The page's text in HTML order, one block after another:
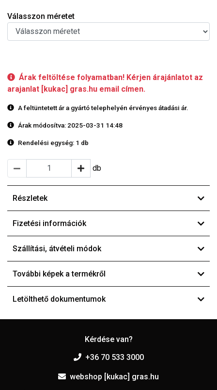
Válasszon méretet
Árak feltöltése folyamatban! Kérjen árajánlatot az
arajanlat [kukac] gras.hu email címen.
A feltüntetett ár a gyártó telephelyén érvényes átadási ár.
Árak módosítva: 2025-03-31 14:48
Rendelési egység: 1 db
db
Részletek
Fizetési információk
Szállítási, átvételi módok
További képek a termékről
Letölthető dokumentumok
Kérdése van?
+36 70 533 3000
webshop [kukac] gras.hu